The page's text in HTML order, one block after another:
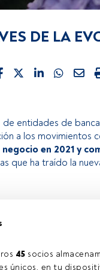
45 socios
únicos, en tu
DE LA
de entidades de
a los movimientos
en 2021 y
que ha traído la
cuenta, te invitamos